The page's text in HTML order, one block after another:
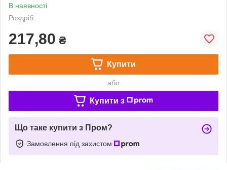
В наявності
Роздріб
217,80 ₴
Купити
або
Купити з
Що таке купити з Пром?
Замовлення під захистом